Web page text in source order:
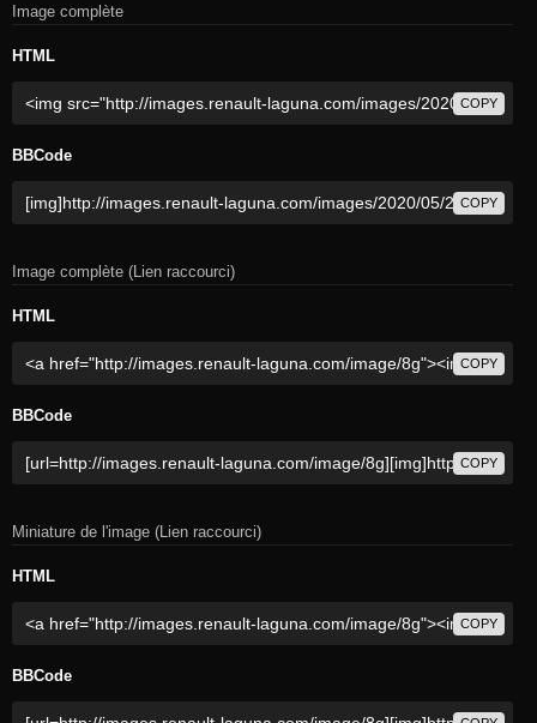
Image complète
HTML
COPY
BBCode
COPY
Image complète (Lien raccourci)
HTML
COPY
BBCode
COPY
Miniature de l'image (Lien raccourci)
HTML
COPY
BBCode